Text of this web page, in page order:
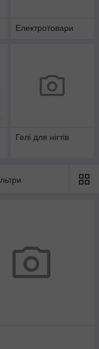
Електротовари
Гелі для нігтів